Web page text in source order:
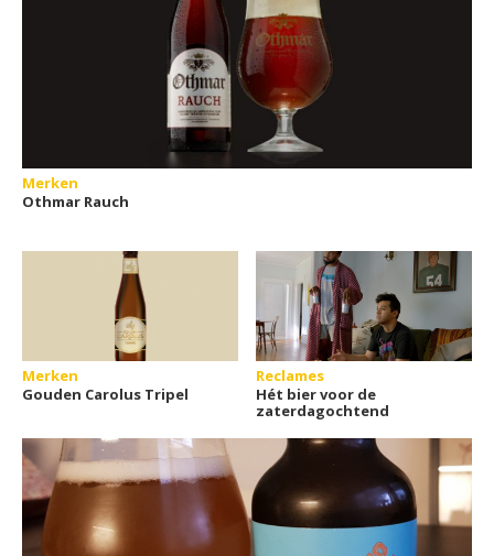
Merken
Othmar Rauch
Merken
Gouden Carolus Tripel
Reclames
Hét bier voor de
zaterdagochtend